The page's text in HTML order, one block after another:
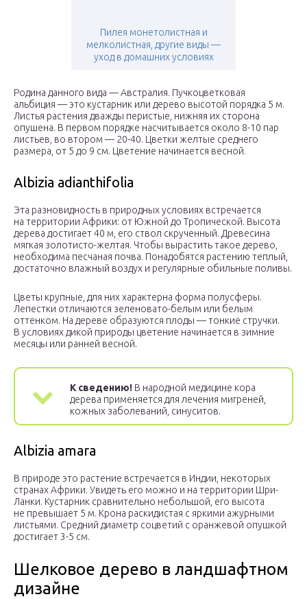
Пилея монетолистная и
мелколистная, другие виды —
уход в домашних условиях
Родина данного вида — Австралия. Пучкоцветковая
альбиция — это кустарник или дерево высотой порядка 5 м.
Листья растения дважды перистые, нижняя их сторона
опушена. В первом порядке насчитывается около 8-10 пар
листьев, во втором — 20-40. Цветки желтые среднего
размера, от 5 до 9 см. Цветение начинается весной.
Albizia adianthifolia
Эта разновидность в природных условиях встречается
на территории Африки: от Южной до Тропической. Высота
дерева достигает 40 м, его ствол скрученный. Древесина
мягкая золотисто-желтая. Чтобы вырастить такое дерево,
необходима песчаная почва. Понадобятся растению теплый,
достаточно влажный воздух и регулярные обильные поливы.
Цветы крупные, для них характерна форма полусферы.
Лепестки отличаются зеленовато-белым или белым
оттенком. На дереве образуются плоды — тонкие стручки.
В условиях дикой природы цветение начинается в зимние
месяцы или ранней весной.
К сведению! В народной медицине кора
дерева применяется для лечения мигреней,
кожных заболеваний, синуситов.
Albizia amara
В природе это растение встречается в Индии, некоторых
странах Африки. Увидеть его можно и на территории Шри-
Ланки. Кустарник сравнительно небольшой, его высота
не превышает 5 м. Крона раскидистая с яркими ажурными
листьями. Средний диаметр соцветий с оранжевой опушкой
достигает 3-5 см.
Шелковое дерево в ландшафтном
дизайне